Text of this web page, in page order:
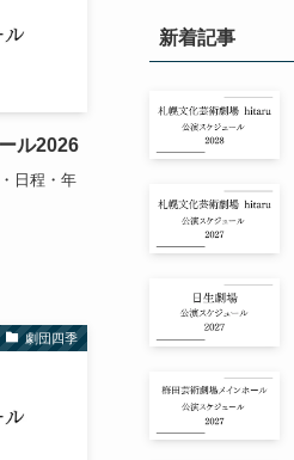
ル2026
日程・年
劇団四季
新着記事